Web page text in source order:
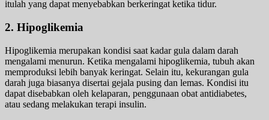
itulah yang dapat menyebabkan berkeringat ketika tidur.
2. Hipoglikemia
Hipoglikemia merupakan kondisi saat kadar gula dalam darah
mengalami menurun. Ketika mengalami hipoglikemia, tubuh akan
memproduksi lebih banyak keringat. Selain itu, kekurangan gula
darah juga biasanya disertai gejala pusing dan lemas. Kondisi itu
dapat disebabkan oleh kelaparan, penggunaan obat antidiabetes,
atau sedang melakukan terapi insulin.